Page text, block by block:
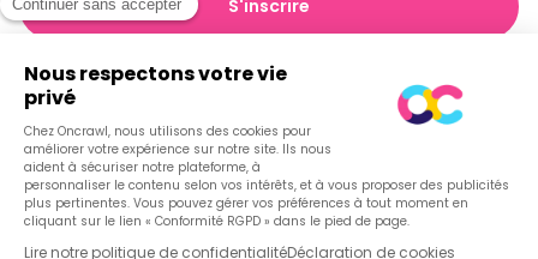
Politique de confidentialité
Conditions générales de vente
Cookies
Français